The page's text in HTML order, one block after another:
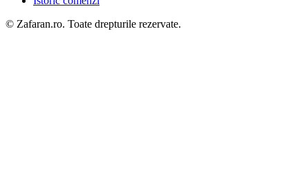
© Zafaran.ro. Toate drepturile rezervate.